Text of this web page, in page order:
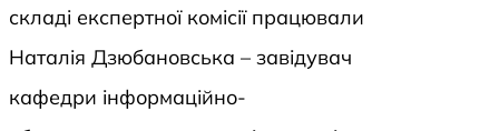
складі експертної комісії працювали
Наталія Дзюбановська – завідувач
кафедри інформаційно-